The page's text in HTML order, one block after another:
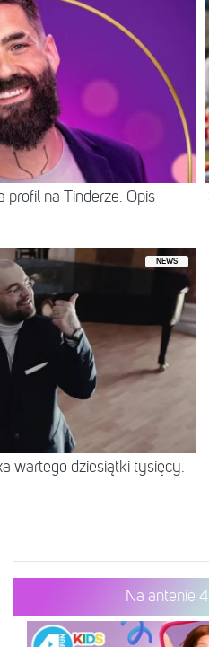
profil na Tinderze. Opis
NEWS
wartego dziesiątki tysięcy.
Na antenie